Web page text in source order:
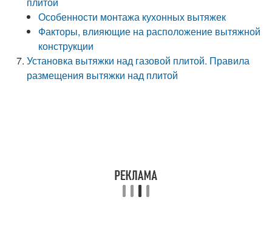
Особенности монтажа кухонных вытяжек
Факторы, влияющие на расположение вытяжной
конструкции
Установка вытяжки над газовой плитой. Правила
размещения вытяжки над плитой